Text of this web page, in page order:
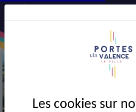
Les cookies sur